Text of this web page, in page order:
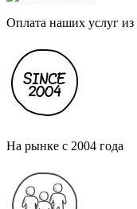
Оплата наших услуг
На рынке с 2004 года